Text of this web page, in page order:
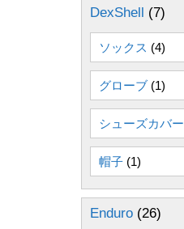
DexShell (7)
ソックス (4)
グローブ (1)
シューズカバー
帽子 (1)
Enduro (26)